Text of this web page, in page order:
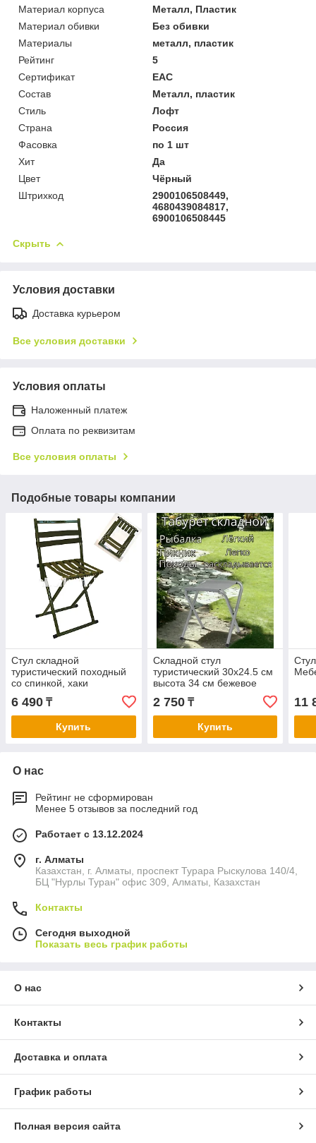
Материал корпуса
Металл, Пластик
Материал обивки
Без обивки
Материалы
металл, пластик
Рейтинг
5
Сертификат
ЕАС
Состав
Металл, пластик
Стиль
Лофт
Страна
Россия
Фасовка
по 1 шт
Хит
Да
Цвет
Чёрный
Штрихкод
2900106508449,
4680439084817,
6900106508445
Скрыть
Условия доставки
Доставка курьером
Все условия доставки
Условия оплаты
Наложенный платеж
Оплата по реквизитам
Все условия оплаты
Подобные товары компании
Стул складной
туристический походный
со спинкой, хаки
6 490 ₸
Купить
Складной стул
туристический 30х24.5 см
высота 34 см бежевое
полотнище
2 750₸
Купить
11
О нас
Рейтинг не сформирован
Менее 5 отзывов за последний год
Работает с 13.12.2024
г. Алматы
Казахстан, г. Алматы, проспект Турара Рыскулова 140/4,
БЦ "Нурлы Туран" офис 309, Алматы, Казахстан
Контакты
Сегодня выходной
Показать весь график работы
О нас
Контакты
Доставка и оплата
График работы
Полная версия сайта